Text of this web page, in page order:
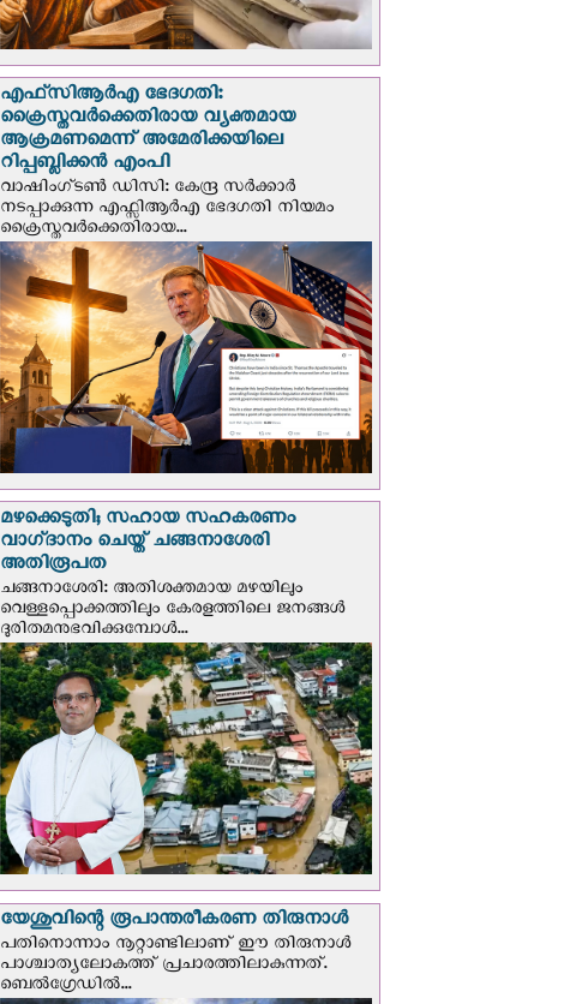
എഫ്‌സി‌ആര്‍‌എ ഭേദഗതി:
ക്രൈസ്തവർക്കെതിരായ വ്യക്തമായ
ആക്രമണമെന്ന് അമേരിക്കയിലെ
റിപ്പബ്ലിക്കൻ എംപി
വാഷിംഗ്ടണ്‍ ഡി‌സി: കേന്ദ്ര സർക്കാർ
നടപ്പാക്കുന്ന എഫ്സിആർഎ ഭേദഗതി നിയമം
ക്രൈസ്തവർക്കെതിരായ...
മഴക്കെടുതി; സഹായ സഹകരണം
വാഗ്‌ദാനം ചെയ്ത് ചങ്ങനാശേരി
അതിരൂപത
ചങ്ങനാശേരി: അതിശക്തമായ മഴയിലും
വെള്ളപ്പൊക്കത്തിലും കേരളത്തിലെ ജനങ്ങൾ
ദുരിതമനുഭവിക്കുമ്പോൾ...
യേശുവിന്റെ രൂപാന്തരീകരണ തിരുനാള്‍
പതിനൊന്നാം നൂറ്റാണ്ടിലാണ് ഈ തിരുനാള്‍
പാശ്ചാത്യലോകത്ത് പ്രചാരത്തിലാകുന്നത്.
ബെല്‍ഗ്രേഡില്‍...